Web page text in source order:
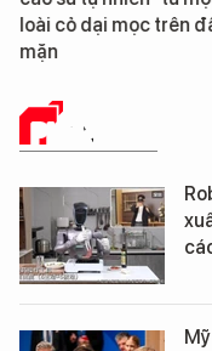
loài cỏ dại mọc trên
mặn
PHÂN TÍCH